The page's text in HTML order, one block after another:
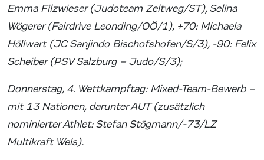
Emma Filzwieser (Judoteam Zeltweg/ST), Selina
Wögerer (Fairdrive Leonding/OÖ/1), +70: Michaela
Höllwart (JC Sanjindo Bischofshofen/S/3), -90: Felix
Scheiber (PSV Salzburg – Judo/S/3);
Donnerstag, 4. Wettkampftag: Mixed-Team-Bewerb –
mit 13 Nationen, darunter AUT (zusätzlich
nominierter Athlet: Stefan Stögmann/-73/LZ
Multikraft Wels).